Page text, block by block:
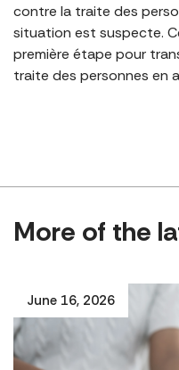
contre la traite des
situation est suspecte.
première étape pour
traite des personnes en
More of the
June 16, 2026